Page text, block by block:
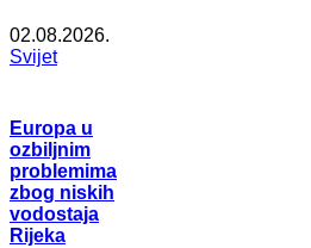
02.08.2026.
Svijet
Europa u
ozbiljnim
problemima
zbog niskih
vodostaja
Rijeka